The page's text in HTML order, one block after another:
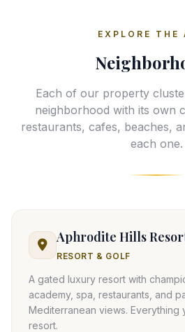
EXPLORE THE
Each of our property
neighborhood with its own
restaurants, cafes, beaches,
each one.
Aphrodite Hills
RESORT & GOLF
A gated luxury resort with
academy, spa, restaurants, and
Mediterranean views. Everything
resort.